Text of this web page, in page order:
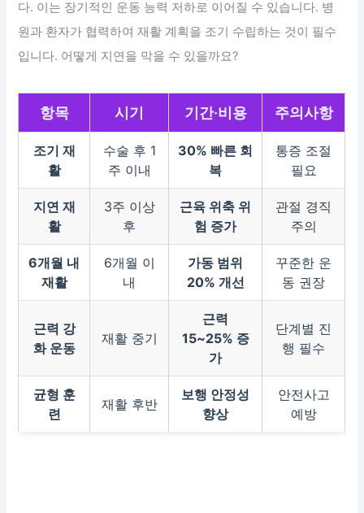
다. 이는 장기적인 운동 능력 저하로 이어질 수 있습니다. 병
원과 환자가 협력하여 재활 계획을 조기 수립하는 것이 필수
입니다. 어떻게 지연을 막을 수 있을까요?
항목 시기 기간·비용 주의사항
조기 재
활
수술 후 1
주 이내
30% 빠른 회
복
통증 조절
필요
지연 재
활
3주 이상
후
근육 위축 위
험 증가
관절 경직
주의
6개월 내
재활
6개월 이
내
가동 범위
20% 개선
꾸준한 운
동 권장
근력 강
화 운동
재활 중기
근력
15~25% 증
가
단계별 진
행 필수
균형 훈
련
재활 후반
보행 안정성
향상
안전사고
예방